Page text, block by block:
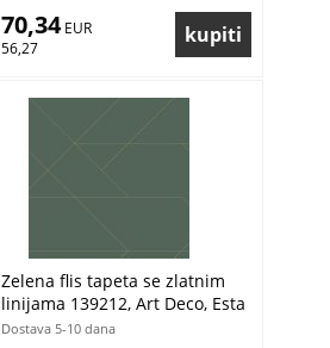
70,34 EUR
56,27
Zelena flis tapeta se zlatnim
linijama 139212, Art Deco, Esta
Dostava 5-10 dana